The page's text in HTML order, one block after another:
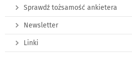
Sprawdź tożsamość ankietera
Newsletter
Linki